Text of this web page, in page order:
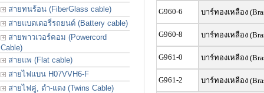
สายทนร้อน (FiberGlass cable)
สายแบตเตอรี่รถยนต์ (Battery cable)
สายพาวเวอร์คอม (Powercord
Cable)
สายแพ (Flat cable)
สายไฟแบน H07VVH6-F
สายไฟคู่, ดำ-แดง (Twins Cable)
G960-6 บาร์ทองเหลือง
G960-8 บาร์ทองเหลือง
G961-0 บาร์ทองเหลือง
G961-2 บาร์ทองเหลือง